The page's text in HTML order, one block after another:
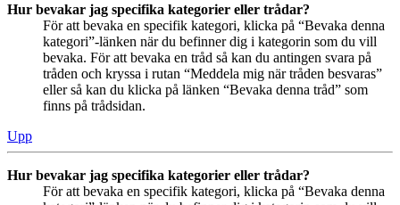
Hur bevakar jag specifika kategorier eller trådar?
För att bevaka en specifik kategori, klicka på “Bevaka denna
kategori”-länken när du befinner dig i kategorin som du vill
bevaka. För att bevaka en tråd så kan du antingen svara på
tråden och kryssa i rutan “Meddela mig när tråden besvaras”
eller så kan du klicka på länken “Bevaka denna tråd” som
finns på trådsidan.
Upp
Hur bevakar jag specifika kategorier eller trådar?
För att bevaka en specifik kategori, klicka på “Bevaka denna